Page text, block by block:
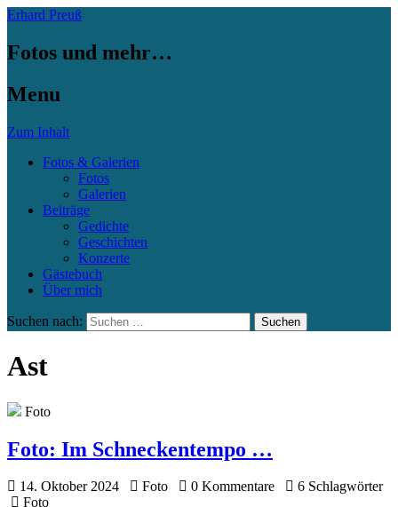
Erhard Preuß
Fotos und mehr…
Menu
Zum Inhalt
Fotos & Galerien
Fotos
Galerien
Beiträge
Gedichte
Geschichten
Konzerte
Gästebuch
Über mich
Suchen nach:
Ast
Foto
Foto: Im Schneckentempo …
14. Oktober 2024 Foto 0 Kommentare
6 Schlagwörter
Foto